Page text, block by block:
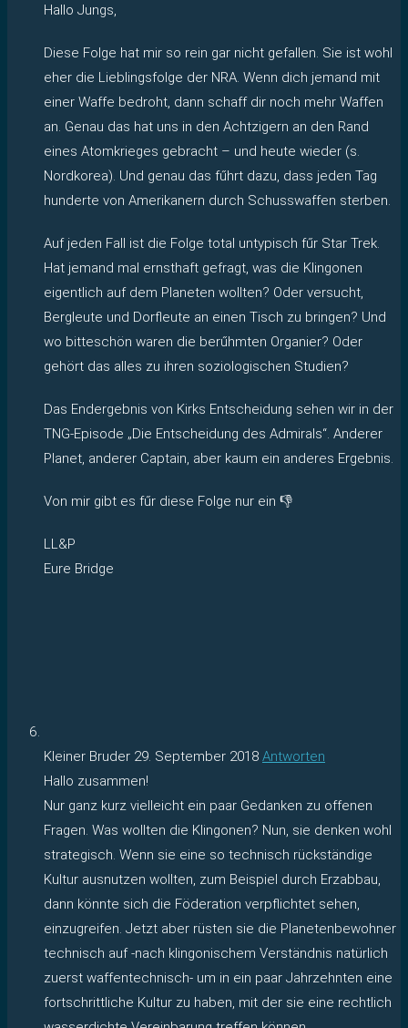
Hallo Jungs,
Diese Folge hat mir so rein gar nicht gefallen. Sie ist wohl
eher die Lieblingsfolge der NRA. Wenn dich jemand mit
einer Waffe bedroht, dann schaff dir noch mehr Waffen
an. Genau das hat uns in den Achtzigern an den Rand
eines Atomkrieges gebracht – und heute wieder (s.
Nordkorea). Und genau das fűhrt dazu, dass jeden Tag
hunderte von Amerikanern durch Schusswaffen sterben.
Auf jeden Fall ist die Folge total untypisch fűr Star Trek.
Hat jemand mal ernsthaft gefragt, was die Klingonen
eigentlich auf dem Planeten wollten? Oder versucht,
Bergleute und Dorfleute an einen Tisch zu bringen? Und
wo bitteschön waren die berűhmten Organier? Oder
gehört das alles zu ihren soziologischen Studien?
Das Endergebnis von Kirks Entscheidung sehen wir in der
TNG-Episode „Die Entscheidung des Admirals“. Anderer
Planet, anderer Captain, aber kaum ein anderes Ergebnis.
Von mir gibt es fűr diese Folge nur ein 👎
LL&P
Eure Bridge
Kleiner Bruder 29. September 2018 Antworten
Hallo zusammen!
Nur ganz kurz vielleicht ein paar Gedanken zu offenen
Fragen. Was wollten die Klingonen? Nun, sie denken wohl
strategisch. Wenn sie eine so technisch rückständige
Kultur ausnutzen wollten, zum Beispiel durch Erzabbau,
dann könnte sich die Föderation verpflichtet sehen,
einzugreifen. Jetzt aber rüsten sie die Planetenbewohner
technisch auf -nach klingonischem Verständnis natürlich
zuerst waffentechnisch- um in ein paar Jahrzehnten eine
fortschrittliche Kultur zu haben, mit der sie eine rechtlich